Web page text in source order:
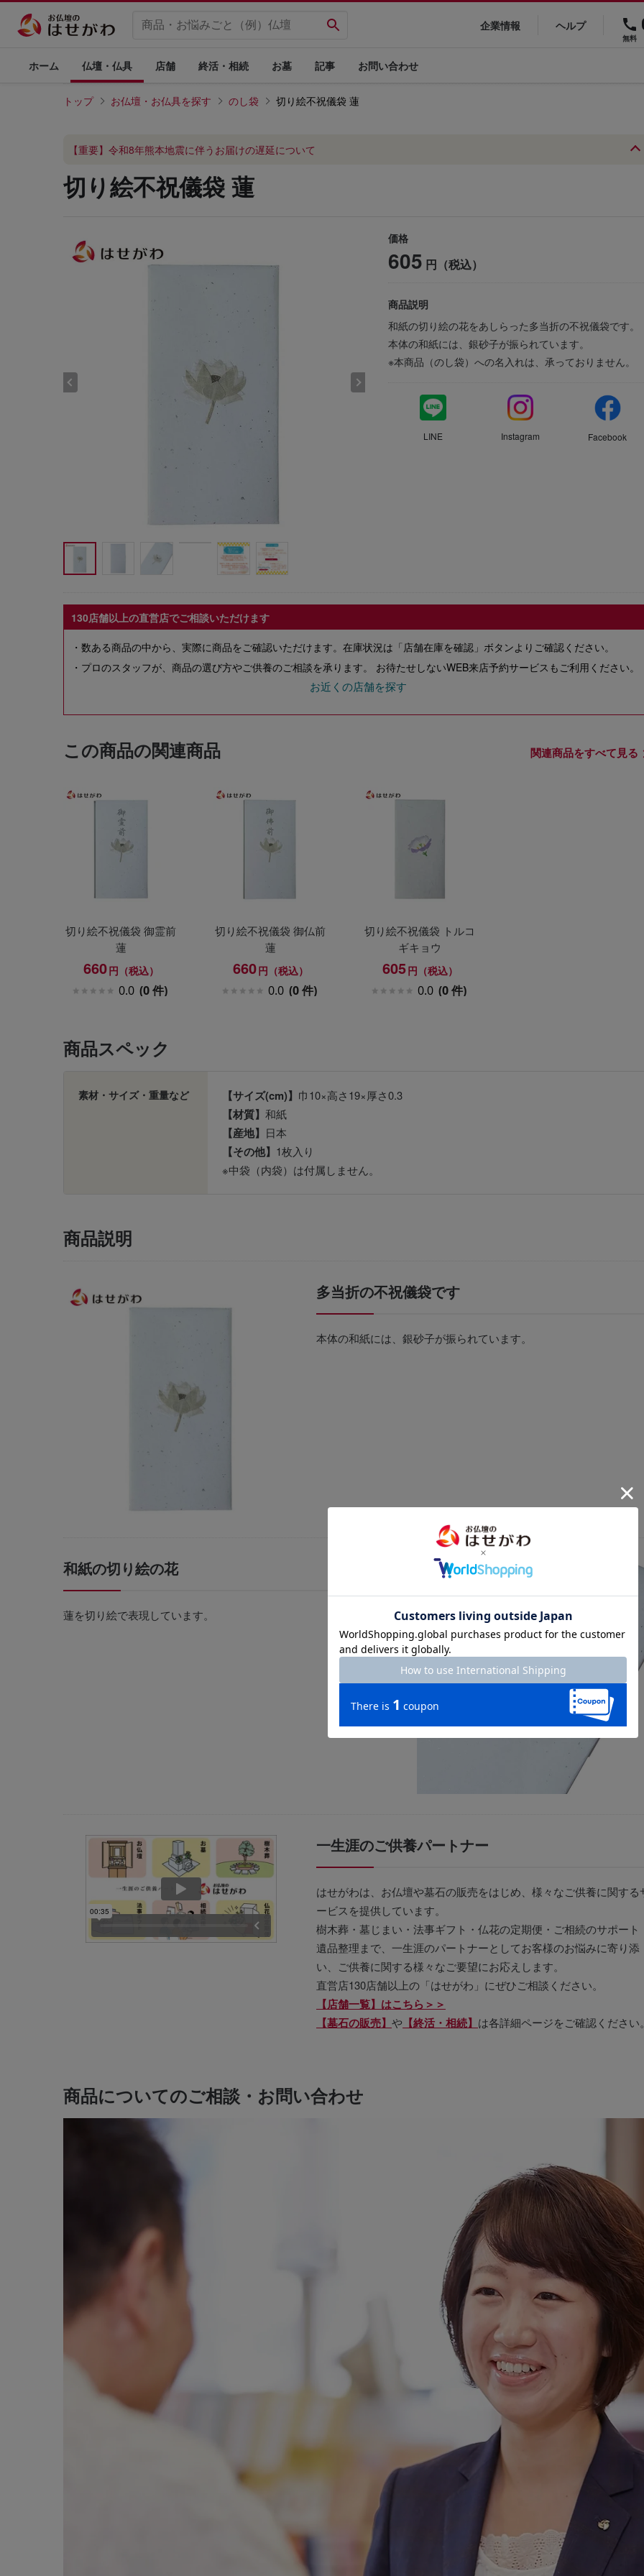
企業情報 ヘルプ
無料
ホーム 仏壇・仏具 店舗 終活・相続 お墓 記事 お問い合わせ
トップ お仏壇・お仏具を探す のし袋 切り絵不祝儀袋 蓮
【重要】令和8年熊本地震に伴うお届けの遅延について
切り絵不祝儀袋 蓮
価格
605 円（税込）
商品説明
和紙の切り絵の花をあしらった多当折の不祝儀袋です。
本体の和紙には、銀砂子が振られています。
※本商品（のし袋）への名入れは、承っておりません。
LINE Instagram Facebook
130店舗以上の直営店でご相談いただけます
・数ある商品の中から、実際に商品をご確認いただけます。在庫状況は「店舗在庫を確認」ボタンよりご確認ください。
・プロのスタッフが、商品の選び方やご供養のご相談を承ります。 お待たせしないWEB来店予約サービスもご利用ください。
お近くの店舗を探す
この商品の関連商品 関連商品をすべて見る
切り絵不祝儀袋 御霊前
蓮
660円（税込）
0.0 (0 件)
切り絵不祝儀袋 御仏前
蓮
660円（税込）
0.0 (0 件)
切り絵不祝儀袋 トルコ
ギキョウ
605円（税込）
0.0 (0 件)
商品スペック
素材・サイズ・重量など 【サイズ(cm)】 巾10×高さ19×厚さ0.3
【材質】 和紙
【産地】 日本
【その他】 1枚入り
※中袋（内袋）は付属しません。
商品説明
多当折の不祝儀袋です
本体の和紙には、銀砂子が振られています。
和紙の切り絵の花
蓮を切り絵で表現しています。
一生涯のご供養パートナー
はせがわは、お仏壇や墓石の販売をはじめ、様々なご供養に関する
ービスを提供しています。
樹木葬・墓じまい・法事ギフト・仏花の定期便・ご相続のサポート
遺品整理まで、一生涯のパートナーとしてお客様のお悩みに寄り添
い、ご供養に関する様々なご要望にお応えします。
直営店130店舗以上の「はせがわ」にぜひご相談ください。
【店舗一覧】はこちら＞＞
【墓石の販売】 や 【終活・相続】 は各詳細ページをご確認ください
商品についてのご相談・お問い合わせ